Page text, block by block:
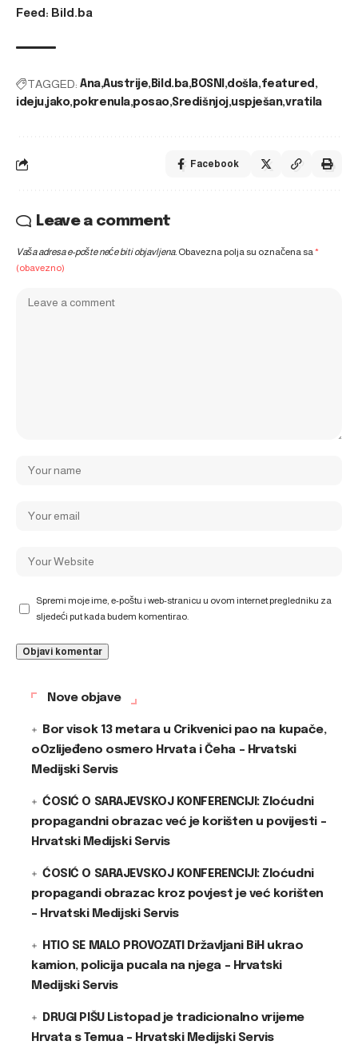
Feed: Bild.ba
TAGGED: Ana Austrije Bild.ba BOSNI došla featured
ideju jako pokrenula posao Središnjoj uspješan vratila
Facebook
Leave a comment
Vaša adresa e-pošte neće biti objavljena. Obavezna polja su označena sa*
(obavezno)
Spremi moje ime, e-poštu i web-stranicu u ovom internet pregledniku za
sljedeći put kada budem komentirao.
Nove objave
Bor visok 13 metara u Crikvenici pao na kupače,
oOzlijeđeno osmero Hrvata i Čeha – Hrvatski
Medijski Servis
ĆOSIĆ O SARAJEVSKOJ KONFERENCIJI: Zloćudni
propagandni obrazac već je korišten u povijesti –
Hrvatski Medijski Servis
ĆOSIĆ O SARAJEVSKOJ KONFERENCIJI: Zloćudni
propagandi obrazac kroz povjest je već korišten
– Hrvatski Medijski Servis
HTIO SE MALO PROVOZATI Državljani BiH ukrao
kamion, policija pucala na njega – Hrvatski
Medijski Servis
DRUGI PIŠU Listopad je tradicionalno vrijeme
Hrvata s Temua – Hrvatski Medijski Servis